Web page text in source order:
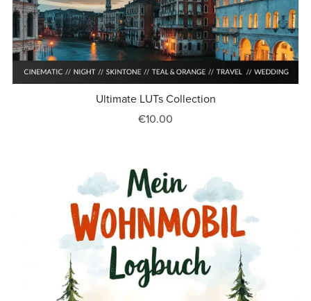
Ultimate LUTs Collection
€10.00